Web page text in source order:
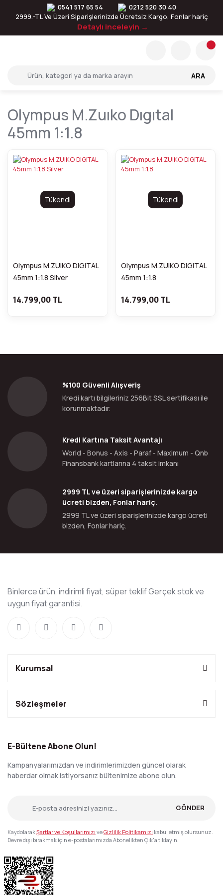
0541 517 65 54
0212 520 30 40
2999.-TL Ve Üzeri Siparişlerinizde Ücretsiz Kargo, Fonlar hariç
Detaylı inceleyin →
ARA
Olympus M.zuıko Dıgıtal
45mm 1:1.8
Tükendi
Olympus M.ZUIKO DIGITAL
45mm 1:1.8 Silver
14.799,00 TL
Tükendi
Olympus M.ZUIKO DIGITAL
45mm 1:1.8
14.799,00 TL
%100 Güvenli Alışveriş
Kredi kartı bilgileriniz 256Bit SSL sertifikası ile
korunmaktadır.
Kredi Kartına Taksit Avantajı
World - Bonus - Axis - Paraf - Maximum - Qnb
Finansbank kartlarına 4 taksit imkanı
2999 TL ve üzeri siparişlerinizde kargo
ücreti bizden, Fonlar hariç.
2999 TL ve üzeri siparişlerinizde kargo ücreti
bizden, Fonlar hariç.
Binlerce ürün, indirimli fiyat, süper teklif Gerçek stok ve
uygun fiyat garantisi.
Kurumsal
Sözleşmeler
E-Bültene Abone Olun!
Kampanyalarımızdan ve indirimlerimizden güncel olarak
haberdar olmak istiyorsanız bültenimize abone olun.
GÖNDER
KaydolarakŞartlar ve Koşullarımızı veGizlilik Politikamızı kabul etmiş olursunuz.
Devre dışı bırakmak için e-postalarımızda Abonelikten Çık'a tıklayın.